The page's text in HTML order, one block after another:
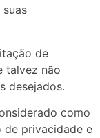
de
talvez não
desejados.
como
de privacidade e